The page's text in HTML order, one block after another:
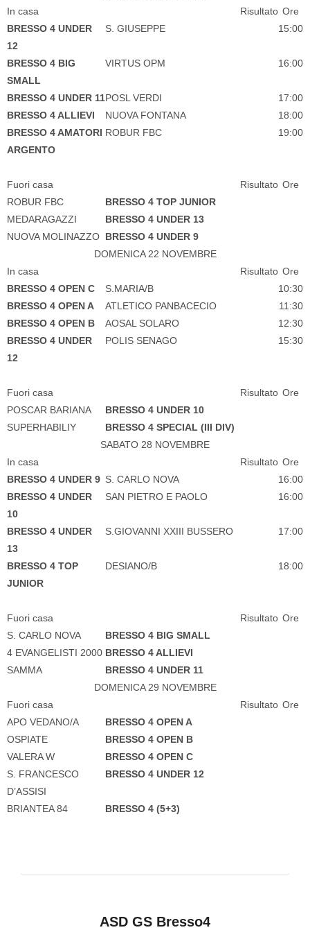
In casa
Risultato Ore
BRESSO 4 UNDER
12
S. GIUSEPPE 15:00
BRESSO 4 BIG
SMALL
VIRTUS OPM 16:00
BRESSO 4 UNDER 11POSL VERDI
17:00
BRESSO 4 ALLIEVI
NUOVA FONTANA
18:00
BRESSO 4 AMATORI
ARGENTO
ROBUR FBC 19:00
Fuori casa Risultato Ore
ROBUR FBC
BRESSO 4 TOP JUNIOR
MEDARAGAZZI
BRESSO 4 UNDER 13
NUOVA MOLINAZZO BRESSO 4 UNDER 9
DOMENICA 22 NOVEMBRE
In casa
Risultato Ore
BRESSO 4 OPEN C
S.MARIA/B
10:30
BRESSO 4 OPEN A
ATLETICO PANBACECIO
11:30
BRESSO 4 OPEN B
AOSAL SOLARO
12:30
BRESSO 4 UNDER
12
POLIS SENAGO 15:30
Fuori casa Risultato Ore
POSCAR BARIANA
BRESSO 4 UNDER 10
SUPERHABILIY
BRESSO 4 SPECIAL (III DIV)
SABATO 28 NOVEMBRE
In casa
Risultato Ore
BRESSO 4 UNDER 9 S. CARLO NOVA
16:00
BRESSO 4 UNDER
10
SAN PIETRO E PAOLO 16:00
BRESSO 4 UNDER
13
S.GIOVANNI XXIII BUSSERO 17:00
BRESSO 4 TOP
JUNIOR
DESIANO/B 18:00
Fuori casa Risultato Ore
S. CARLO NOVA
BRESSO 4 BIG SMALL
4 EVANGELISTI 2000 BRESSO 4 ALLIEVI
SAMMA
BRESSO 4 UNDER 11
DOMENICA 29 NOVEMBRE
Fuori casa
Risultato Ore
APO VEDANO/A
BRESSO 4 OPEN A
OSPIATE
BRESSO 4 OPEN B
VALERA W
BRESSO 4 OPEN C
S. FRANCESCO
D’ASSISI
BRESSO 4 UNDER 12
BRIANTEA 84 BRESSO 4 (5+3)
ASD GS Bresso4